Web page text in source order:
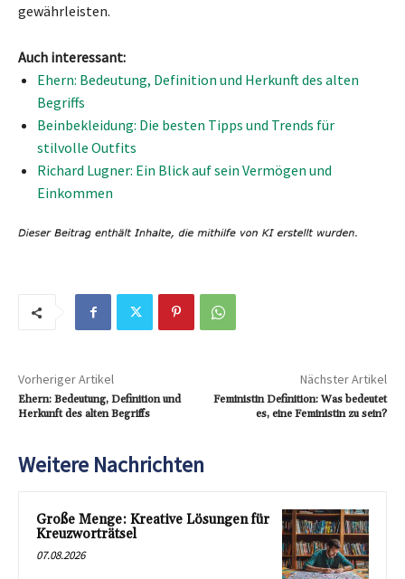
gewährleisten.
Auch interessant:
Ehern: Bedeutung, Definition und Herkunft des alten
Begriffs
Beinbekleidung: Die besten Tipps und Trends für
stilvolle Outfits
Richard Lugner: Ein Blick auf sein Vermögen und
Einkommen
Vorheriger Artikel
Ehern: Bedeutung, Definition und
Herkunft des alten Begriffs
Nächster Artikel
Feministin Definition: Was bedeutet
es, eine Feministin zu sein?
Weitere Nachrichten
Große Menge: Kreative Lösungen für
Kreuzworträtsel
07.08.2026